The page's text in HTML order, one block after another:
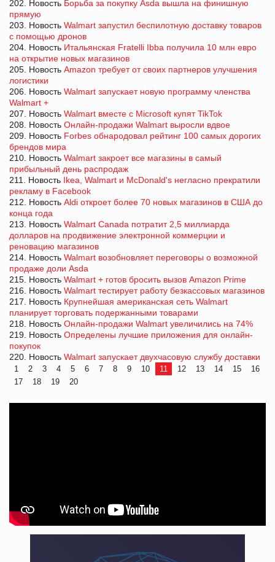
202. Новость Борьба за покупку Asda вышла на финишную
прямую
203. Новость Walmart запустил беспилотную доставку товаров
с помощью дронов
204. Новость Итальянская Fratelli Ibba получила 10 млн евро
на открытие новых магазинов
205. Новость Amazon требует от своих партнеров улучшения
логистики
206. Новость Walmart запускает новую программу членства
Walmart +
207. Новость Walmart вместе с Microsoft купят TikTok
208. Новость Онлайн-продажи Walmart выросли вдвое
209. Новость Forbes обнародовал рейтинг 100 самых дорогих
брендов мира
210. Новость Walmart закроет все магазины в самый
прибыльный день распродаж
211. Новость Ikea, Walmart и McDonald's негласно прекратили
рекламу в Facebook
212. Новость Aldi откроет более 70 новых магазинов в США до
конца года
213. Новость Walmart Canada потратит 2,5 миллиарда
долларов на продвижение электронной коммерции и
реновацию магазинов
214. Новость Walmart возобновляет переговоры о возможной
продаже доли Asda
215. Новость Walmart + готов бросить вызов Amazon Prime
216. Новость Walmart тестирует работу безкассовых магазинов
217. Новость Крупнейшая американская сеть Walmart
планирует торговать подержанными товарами
218. Новость Онлайн-продажи Walmart увеличились на 74%
219. Новость Определены лучшие приложения для онлайн-
покупок
220. Новость Walmart запускает двухчасовую службу доставки
1 2 3 4 5 6 7 8 9 10 11 12 13 14 15
16
17
18 19 20